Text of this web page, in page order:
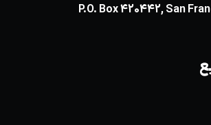
P.O. Box 420442, San